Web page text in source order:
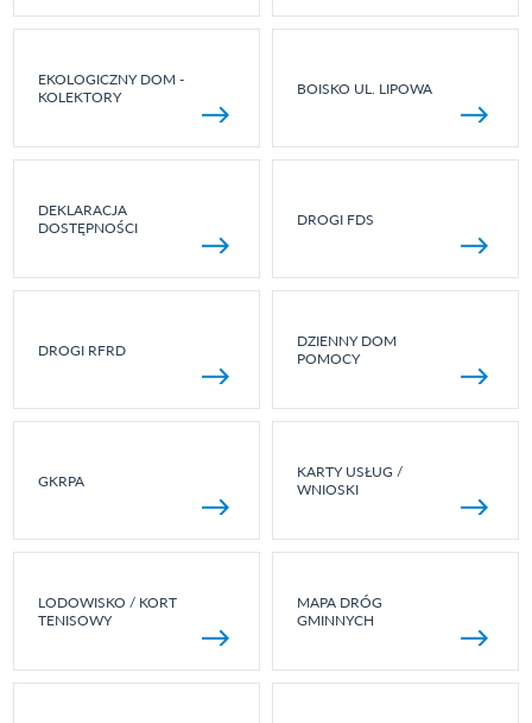
EKOLOGICZNY DOM -
KOLEKTORY
BOISKO UL. LIPOWA
DEKLARACJA
DOSTĘPNOŚCI
DROGI FDS
DROGI RFRD
DZIENNY DOM
POMOCY
GKRPA
KARTY USŁUG /
WNIOSKI
LODOWISKO / KORT
TENISOWY
MAPA DRÓG
GMINNYCH